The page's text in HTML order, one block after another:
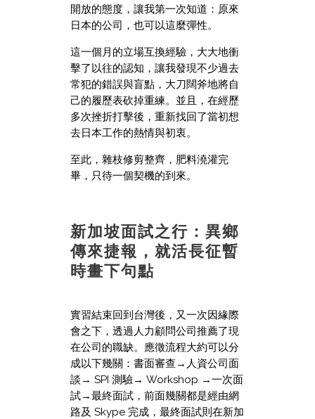
開放的態度，讓我第一次知道：原來
日本的公司，也可以這麼彈性。
這一個月的立場互換經驗，大大地衝
擊了以往的認知，讓我發現不少過去
常犯的錯誤與盲點，大刀闊斧地將自
己的履歷表砍掉重練。並且，在經歷
多次挫折打擊後，重新找回了當初想
去日本工作的熱情與初衷。
至此，雜枝修剪整齊，肥料澆灌完
畢，只待一個契機的到來。
新加坡面試之行：異鄉
傳來捷報，就活長征暫
時畫下句點
實習結束回到台灣後，又一次因緣際
會之下，透過人力顧問公司推薦了現
在公司的職缺。應徵流程大約可以分
成以下幾關：書面審查→人資公司面
談→ SPI 測驗→ Workshop →一次面
試→最終面試，前面幾關都是經由網
路及 Skype 完成，最終面試則在新加